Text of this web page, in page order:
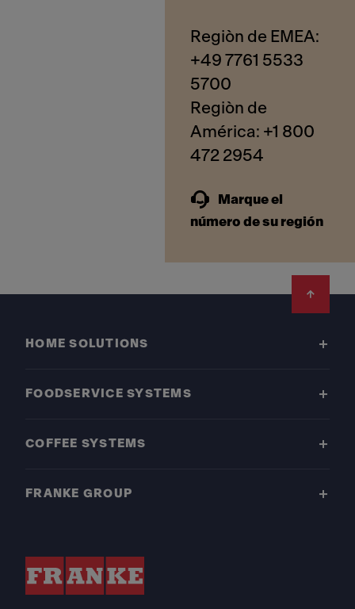
Regiòn de EMEA:
+49 7761 5533
5700
Regiòn de
América: +1 800
Marque el
número de su región
HOME SOLUTIONS
FOODSERVICE SYSTEMS
COFFEE SYSTEMS
FRANKE GROUP